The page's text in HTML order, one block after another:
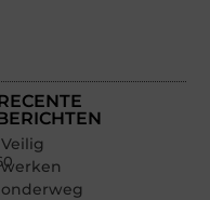
Veilig
werken
onderweg: